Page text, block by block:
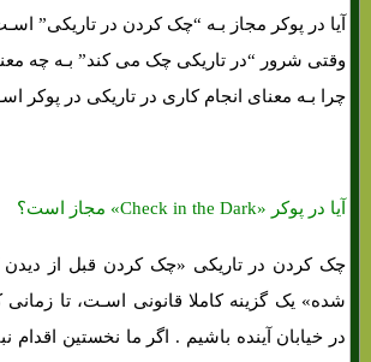
آیا در پوکر مجاز بـه “چک کردن در تاریکی”
وقتی شرور “در تاریکی چک می کند” بـه چه
چرا بـه معنای انجام کاری در تاریکی در پوکر
آیا در پوکر «Check in the Dark» مجاز است؟
چک کردن در تاریکی «چک کردن قبل از
شده» یک گزینه کاملا قانونی اسـت، تا
در خیابان آینده باشیم . اگر ما نخستین